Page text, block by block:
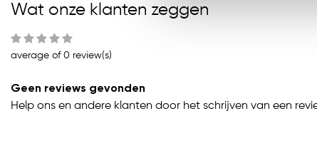
Wat onze klanten zeggen
average of 0 review(s)
Geen reviews gevonden
Help ons en andere klanten door het schrijven van een